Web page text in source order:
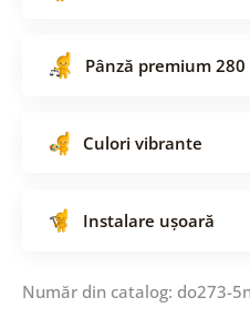
Pânză premium 280
Culori vibrante
Instalare ușoară
Număr din catalog: do273-